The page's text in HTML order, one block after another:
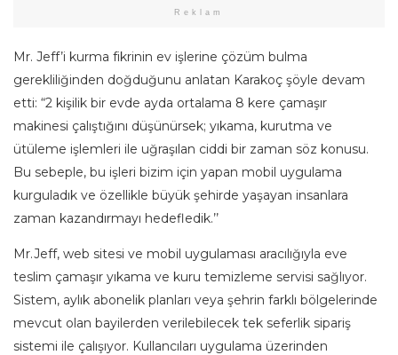
Reklam
Mr. Jeff’i kurma fikrinin ev işlerine çözüm bulma
gerekliliğinden doğduğunu anlatan Karakoç şöyle devam
etti: “2 kişilik bir evde ayda ortalama 8 kere çamaşır
makinesi çalıştığını düşünürsek; yıkama, kurutma ve
ütüleme işlemleri ile uğraşılan ciddi bir zaman söz konusu.
Bu sebeple, bu işleri bizim için yapan mobil uygulama
kurguladık ve özellikle büyük şehirde yaşayan insanlara
zaman kazandırmayı hedefledik.’’
Mr.Jeff, web sitesi ve mobil uygulaması aracılığıyla eve
teslim çamaşır yıkama ve kuru temizleme servisi sağlıyor.
Sistem, aylık abonelik planları veya şehrin farklı bölgelerinde
mevcut olan bayilerden verilebilecek tek seferlik sipariş
sistemi ile çalışıyor. Kullancıları uygulama üzerinden